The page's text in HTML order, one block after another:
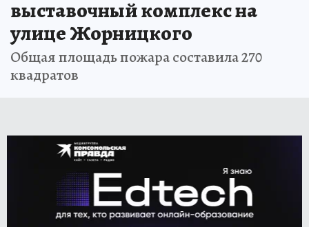
выставочный комплекс на
улице Жорницкого
Общая площадь пожара составила 270
квадратов